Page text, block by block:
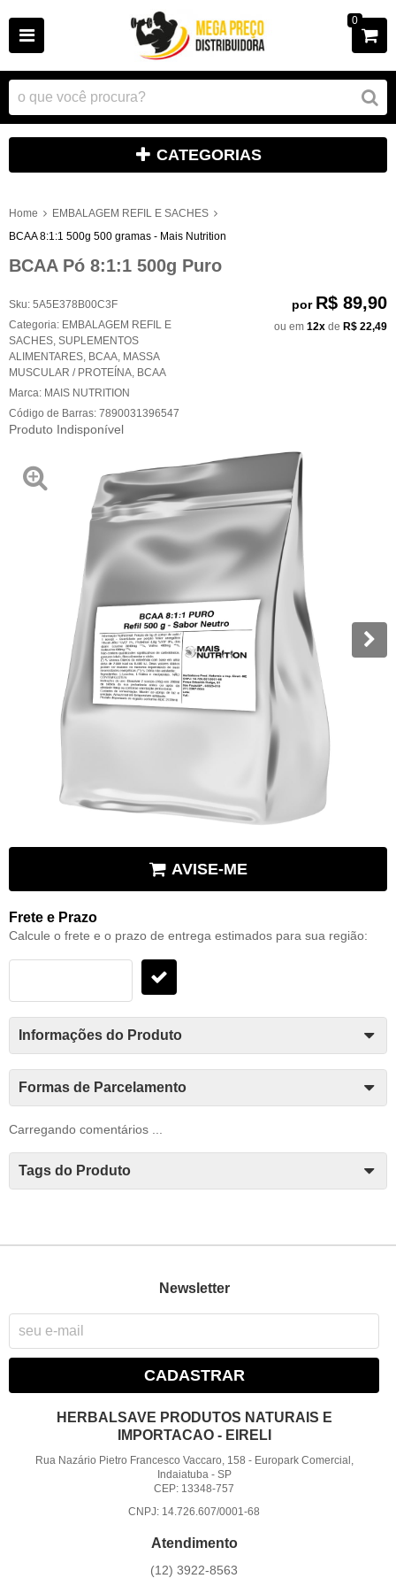
0
CATEGORIAS
Home
EMBALAGEM REFIL E SACHES
BCAA 8:1:1 500g 500 gramas - Mais Nutrition
BCAA Pó 8:1:1 500g Puro
Sku: 5A5E378B00C3F
Categoria: EMBALAGEM REFIL E
SACHES SUPLEMENTOS
ALIMENTARES BCAA MASSA
MUSCULAR / PROTEÍNA BCAA
Marca: MAIS NUTRITION
Código de Barras: 7890031396547
Produto Indisponível
por R$ 89,90
ou em 12x de R$ 22,49
AVISE-ME
Frete e Prazo
Calcule o frete e o prazo de entrega estimados para sua região:
Informações do Produto
Formas de Parcelamento
Carregando comentários ...
Tags do Produto
Newsletter
CADASTRAR
HERBALSAVE PRODUTOS NATURAIS E
IMPORTACAO - EIRELI
Rua Nazário Pietro Francesco Vaccaro, 158 - Europark Comercial,
Indaiatuba- SP
CEP: 13348-757
CNPJ: 14.726.607/0001-68
Atendimento
(12) 3922-8563